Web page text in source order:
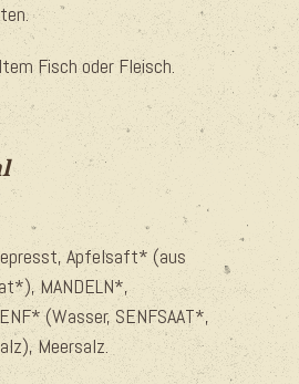
Fisch oder Fleisch.
Apfelsaft* (aus
MANDELN*,
(Wasser, SENFSAAT*,
Meersalz.